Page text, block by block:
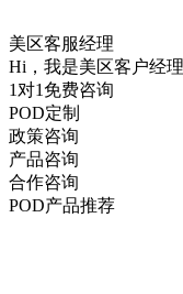
美区客服经理
Hi，我是美区客户经
1对1免费咨询
POD定制
政策咨询
产品咨询
合作咨询
POD产品推荐